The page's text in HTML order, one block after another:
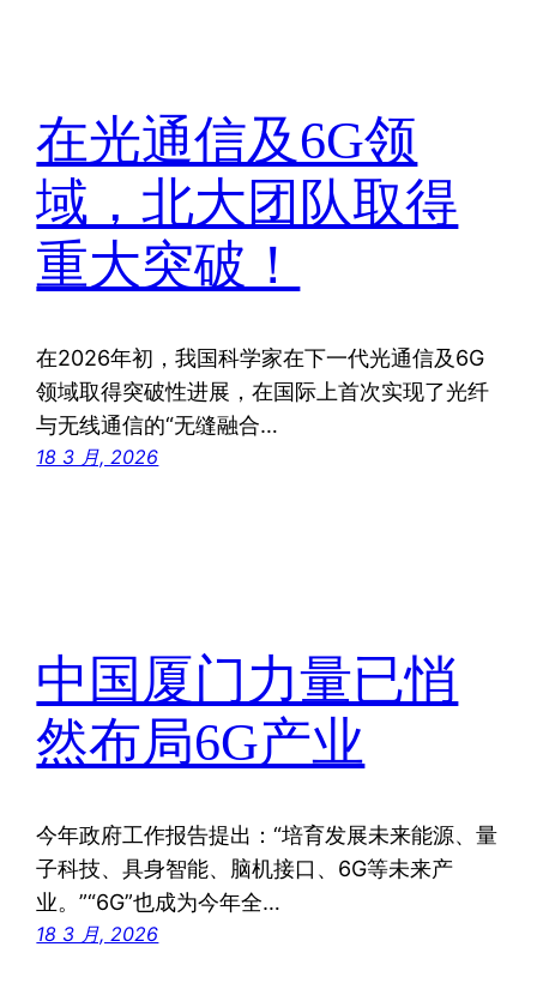
在光通信及6G领
域，北大团队取得
重大突破！
在2026年初，我国科学家在下一代光通信及6G
领域取得突破性进展，在国际上首次实现了光纤
与无线通信的“无缝融合…
18 3 月, 2026
中国厦门力量已悄
然布局6G产业
今年政府工作报告提出：“培育发展未来能源、量
子科技、具身智能、脑机接口、6G等未来产
业。”“6G”也成为今年全…
18 3 月, 2026